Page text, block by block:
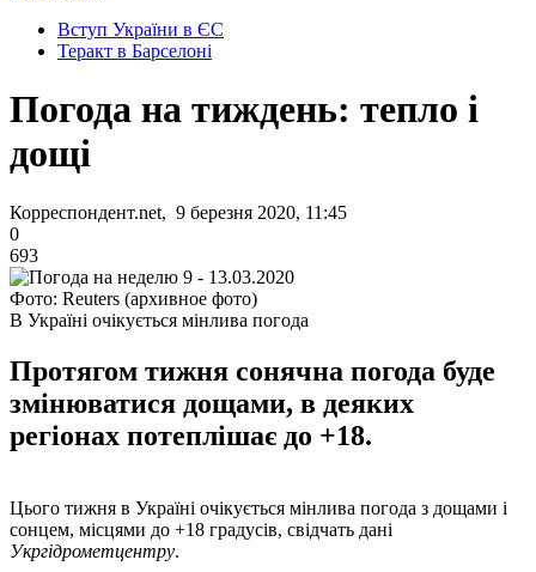
Вступ України в ЄС
Теракт в Барселоні
Погода на тиждень: тепло і
дощі
Корреспондент.net, 9 березня 2020, 11:45
0
693
Фото: Reuters (архивное фото)
В Україні очікується мінлива погода
Протягом тижня сонячна погода буде
змінюватися дощами, в деяких
регіонах потеплішає до +18.
Цього тижня в Україні очікується мінлива погода з дощами і
сонцем, місцями до +18 градусів, свідчать дані
Укргідрометцентру.